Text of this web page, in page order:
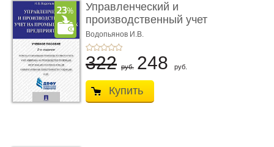
Управленческий и
производственный учет
на про ...
Водопьянов И.В.
322 руб. 248 руб.
Купить